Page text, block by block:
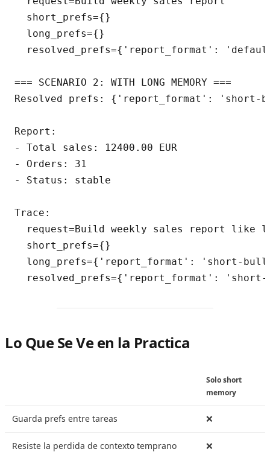
  short_prefs={}
  long_prefs={}
resolved_prefs={'report_format':
=== SCENARIO 2: WITH LONG MEMORY ===
Resolved prefs: {'report_format':
Report:
- Total sales: 12400.00 EUR
- Orders: 31
- Status: stable
Trace:
request=Build weekly sales report like
  short_prefs={}
long_prefs={'report_format': 'short-
Lo Que Se Ve en la Practica
Solo short
memory
Guarda prefs entre tareas ❌
Resiste la perdida de contexto temprano ❌